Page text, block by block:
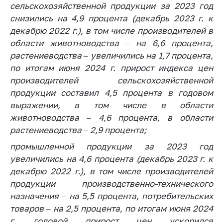
Важное на сайте
Сообщить о росте
цен
Ценообразование
на лекарственные
средства, изделия
медицинского
назначения и
медицинскую
технику
Решение Комиссии
по установлению
факта нарушения
(отсутствия)
нарушения
антимонопольного
законодательства
Предостережения и
сельскохозяйственной продукции за 2023 год
снизились на 4,9 процента (декабрь 2023 г. к
декабрю 2022 г.), в том числе производителей в
области животноводства – на 6,6 процента,
растениеводства – увеличились на 1,7 процента,
по итогам июня 2024 г. прирост индекса цен
производителей сельскохозяйственной
продукции составил 4,5 процента в годовом
выражении, в том числе в области
животноводства – 4,6 процента, в области
растениеводства – 2,9 процента;
промышленной продукции за 2023 год
увеличились на 4,6 процента (декабрь 2023 г. к
декабрю 2022 г.), в том числе производителей
продукции производственно-технического
назначения – на 5,5 процента, потребительских
товаров – на 2,5 процента, по итогам июня 2024